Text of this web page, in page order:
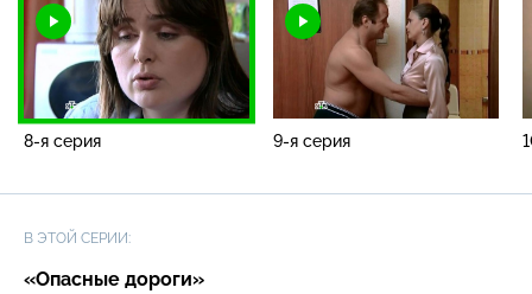
8-я серия 9-я серия
В ЭТОЙ СЕРИИ:
«Опасные дороги»